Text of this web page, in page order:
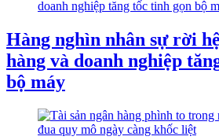
Hàng nghìn nhân sự rời
hàng và doanh nghiệp
bộ máy